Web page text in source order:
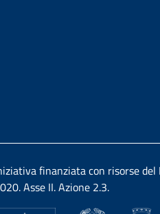
finanziata con risorse del
Asse II. Azione 2.3.